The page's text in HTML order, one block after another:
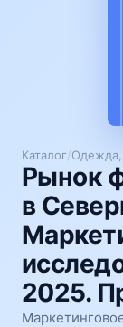
Каталог/Одежда,
Рынок
в
2025.